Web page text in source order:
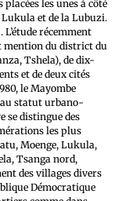
les unes à côté
et de la Lubuzi.
récemment
mention du district du
Tshela), de dix-
et de deux cités
le Mayombe
au statut urbano-
distingue des
les plus
Moenge, Lukula,
Tsanga nord,
des villages divers
Démocratique